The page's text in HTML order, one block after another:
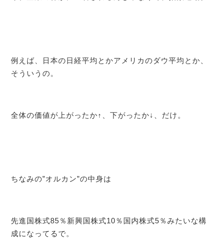
例えば、日本の日経平均とかアメリカのダウ平均とか、
そういうの。
全体の価値が上がったか↑、下がったか↓、だけ。
ちなみの”オルカン”の中身は
先進国株式85％新興国株式10％国内株式5％みたいな構
成になってるで。